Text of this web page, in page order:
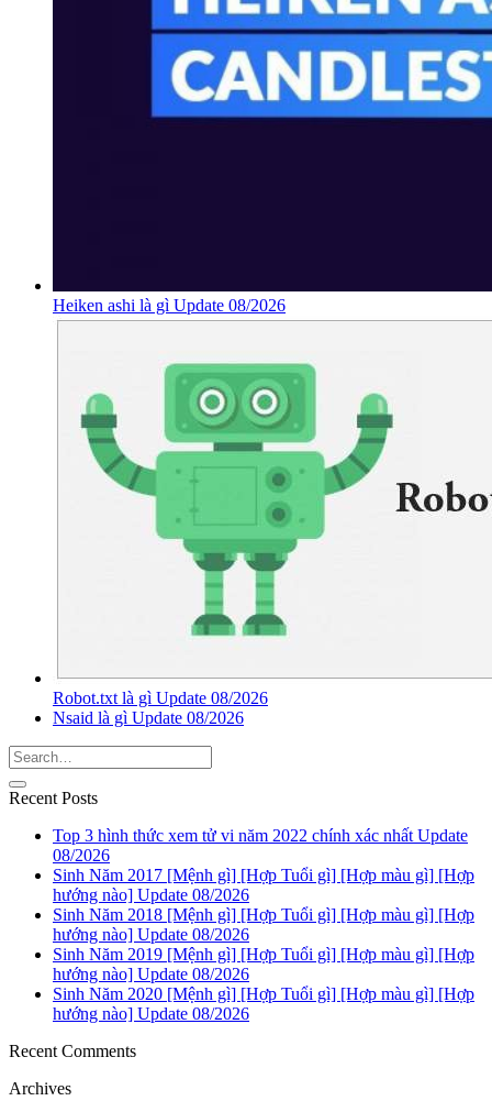
Heiken ashi là gì Update 08/2026
Robot.txt là gì Update 08/2026
Nsaid là gì Update 08/2026
Recent Posts
Top 3 hình thức xem tử vi năm 2022 chính xác nhất Update
08/2026
Sinh Năm 2017 [Mệnh gì] [Hợp Tuổi gì] [Hợp màu gì] [Hợp
hướng nào] Update 08/2026
Sinh Năm 2018 [Mệnh gì] [Hợp Tuổi gì] [Hợp màu gì] [Hợp
hướng nào] Update 08/2026
Sinh Năm 2019 [Mệnh gì] [Hợp Tuổi gì] [Hợp màu gì] [Hợp
hướng nào] Update 08/2026
Sinh Năm 2020 [Mệnh gì] [Hợp Tuổi gì] [Hợp màu gì] [Hợp
hướng nào] Update 08/2026
Recent Comments
Archives